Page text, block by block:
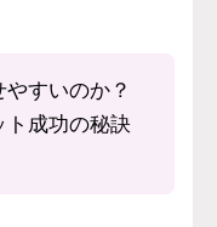
すいのか？
ト成功の秘訣